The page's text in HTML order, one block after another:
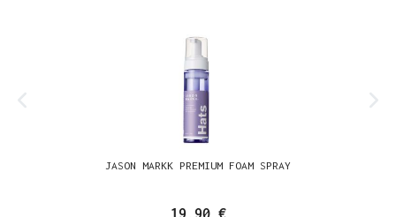
JASON MARKK PREMIUM FOAM SPRAY
19,90 €